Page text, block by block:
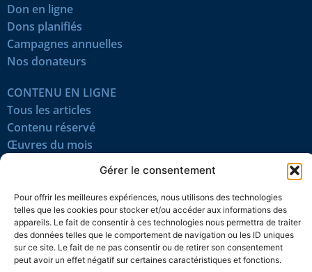
Gérer le consentement
Pour offrir les meilleures expériences, nous utilisons des technologies
telles que les cookies pour stocker et/ou accéder aux informations des
appareils. Le fait de consentir à ces technologies nous permettra de traiter
des données telles que le comportement de navigation ou les ID uniques
sur ce site. Le fait de ne pas consentir ou de retirer son consentement
peut avoir un effet négatif sur certaines caractéristiques et fonctions.
Don en ligne
Dons planifiés
Campagnes annuelles
Nos donateurs
CONTENU EN LIGNE
Tous les articles
Contenu réservé
Œuvres du mois
SUIVEZ-NOUS